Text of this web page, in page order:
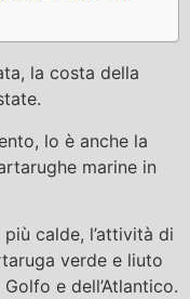
la costa della
lo è anche la
marine in
calde, l’attività di
verde e liuto
e dell’Atlantico.